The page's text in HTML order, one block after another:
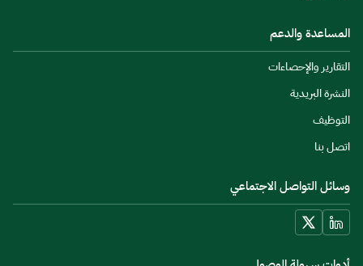
المساعدة والدعم
التقارير والإحصاءات
النشرة البريدية
التوظيف
اتصل بنا
وسائل التواصل الاجتماعي